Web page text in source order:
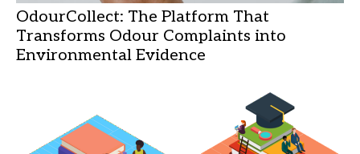
OdourCollect: The Platform That
Transforms Odour Complaints into
Environmental Evidence